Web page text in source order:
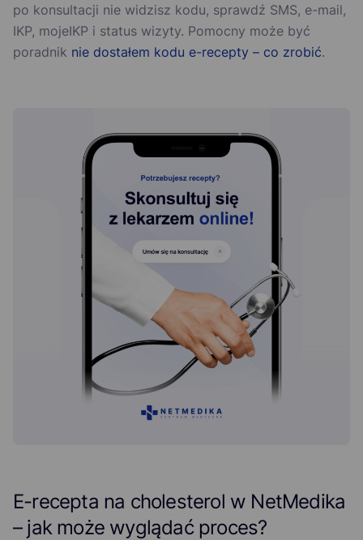
po konsultacji nie widzisz kodu, sprawdź SMS, e-mail,
IKP, mojeIKP i status wizyty. Pomocny może być
poradnik nie dostałem kodu e-recepty – co zrobić.
E-recepta na cholesterol w NetMedika
– jak może wyglądać proces?